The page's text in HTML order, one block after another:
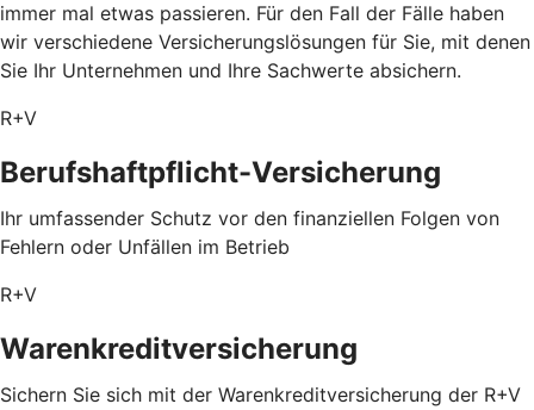
immer mal etwas passieren. Für den Fall der Fälle haben
wir verschiedene Versicherungslösungen für Sie, mit denen
Sie Ihr Unternehmen und Ihre Sachwerte absichern.
R+V
Berufshaftpflicht-Versicherung
Ihr umfassender Schutz vor den finanziellen Folgen von
Fehlern oder Unfällen im Betrieb
R+V
Warenkreditversicherung
Sichern Sie sich mit der Warenkreditversicherung der R+V